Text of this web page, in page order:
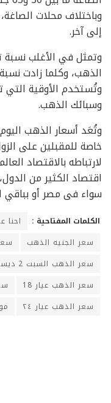
وباختلاف محلات
إلى آخر.
الذهب، وكلما زادت
وسبائك الذهب.
وتُعَد أسعار الذهب
خاصة للمقبلين على
لارتباطه بالاقتصاد
اقتصاد الكثير من
سواء فى مصر أو بباقي
الكلمات المفتاحية : احنا
سعر الجنيه الذهب
سعر الذهب السبت 2 ديسمبر
سعر الذهب عيار 18
سعر الذهب عيار ٢٤